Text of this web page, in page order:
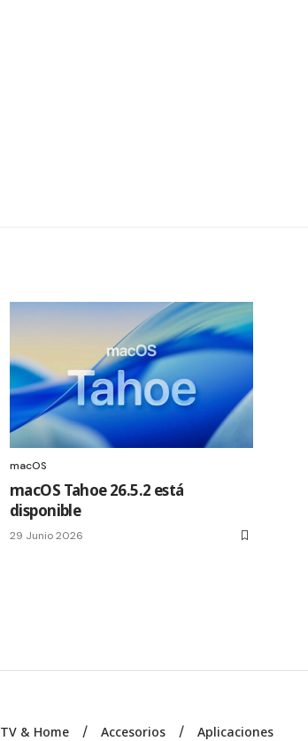
macOS
macOS Tahoe 26.5.2 está
disponible
29 Junio 2026
TV & Home Accesorios Aplicaciones